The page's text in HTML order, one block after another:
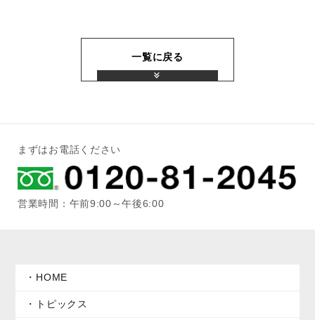
一覧に戻る
まずはお電話ください
営業時間：午前9:00～午後6:00
HOME
トピックス